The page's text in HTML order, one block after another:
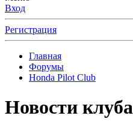
Вход
Регистрация
Главная
Форумы
Honda Pilot Club
Новости клуба